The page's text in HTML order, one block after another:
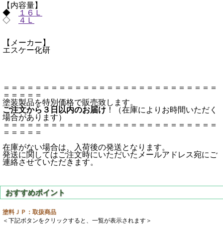
【内容量】
◆
１６Ｌ
◇
４Ｌ
【メーカー】
エスケー化研
＝＝＝＝＝＝＝＝＝＝＝＝＝＝＝＝＝＝＝＝＝＝＝＝＝＝＝
＝＝＝＝＝
塗装製品を特別価格で販売致します。
ご注文から３日以内のお届け ！（在庫によりお時間いただく
場合があります）
＝＝＝＝＝＝＝＝＝＝＝＝＝＝＝＝＝＝＝＝＝＝＝＝＝＝＝
＝＝＝＝＝
在庫がない場合は、入荷後の発送となります。
発送に関してはご注文時にいただいたメールアドレス宛にご
連絡させていただきます。
塗料ＪＰ：取扱商品
＜下記ボタンをクリックすると、一覧が表示されます＞